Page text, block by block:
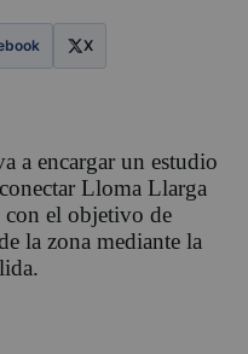
X
a encargar un estudio
Lloma Llarga
el objetivo de
la zona mediante la